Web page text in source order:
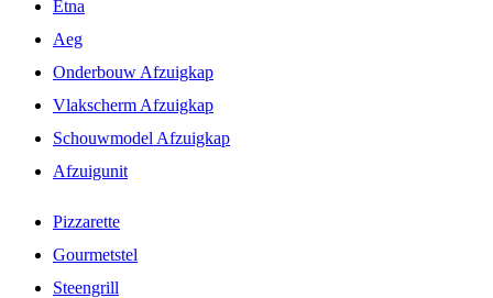
Etna
Aeg
Onderbouw Afzuigkap
Vlakscherm Afzuigkap
Schouwmodel Afzuigkap
Afzuigunit
Pizzarette
Gourmetstel
Steengrill